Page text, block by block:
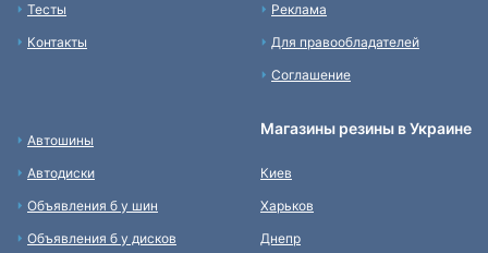
Тесты
Контакты
Реклама
Для правообладателей
Соглашение
Автошины
Автодиски
Объявления б у шин
Объявления б у дисков
Магазины резины в Украине
Киев
Харьков
Днепр